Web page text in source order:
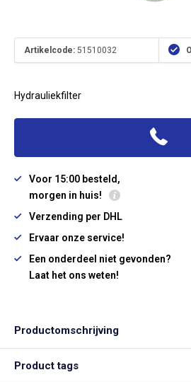
Artikelcode: 51510032
Hydrauliekfilter
Voor 15:00 besteld,
morgen in huis!
Verzending per DHL
Ervaar onze service!
Een onderdeel niet gevonden?
Laat het ons weten!
Productomschrijving
Product tags